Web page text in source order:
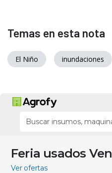
Temas en esta nota
El Niño inundaciones
Feria usados
Ver ofertas